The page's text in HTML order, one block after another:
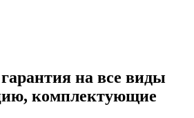
на все виды
комплектующие